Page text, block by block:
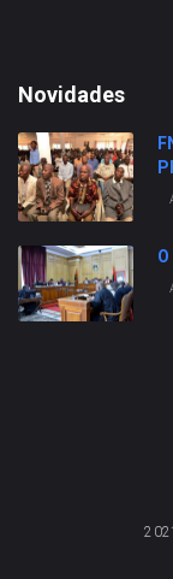
Novidades